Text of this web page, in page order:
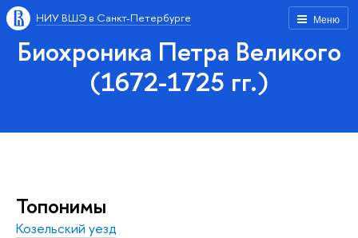
Меню
НИУ ВШЭ в Санкт-Петербурге
Биохроника Петра Великого
(1672-1725 гг.)
Топонимы
Козельский уезд